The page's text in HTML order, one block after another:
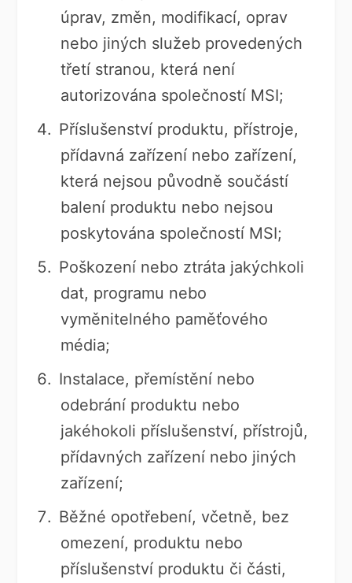
úprav, změn, modifikací, oprav
nebo jiných služeb provedených
třetí stranou, která není
autorizována společností MSI;
Příslušenství produktu, přístroje,
přídavná zařízení nebo zařízení,
která nejsou původně součástí
balení produktu nebo nejsou
poskytována společností MSI;
Poškození nebo ztráta jakýchkoli
dat, programu nebo
vyměnitelného paměťového
média;
Instalace, přemístění nebo
odebrání produktu nebo
jakéhokoli příslušenství, přístrojů,
přídavných zařízení nebo jiných
zařízení;
Běžné opotřebení, včetně, bez
omezení, produktu nebo
příslušenství produktu či části,